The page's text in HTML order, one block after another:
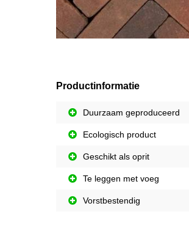
Productinformatie
Duurzaam geproduceerd
Ecologisch product
Geschikt als oprit
Te leggen met voeg
Vorstbestendig